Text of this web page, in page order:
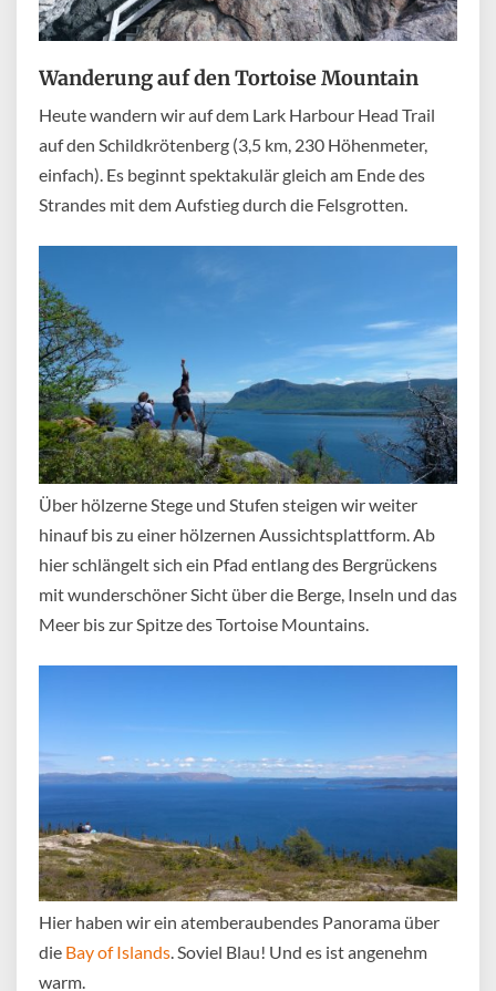
Wanderung auf den Tortoise Mountain
Heute wandern wir auf dem Lark Harbour Head Trail
auf den Schildkrötenberg (3,5 km, 230 Höhenmeter,
einfach). Es beginnt spektakulär gleich am Ende des
Strandes mit dem Aufstieg durch die Felsgrotten.
Über hölzerne Stege und Stufen steigen wir weiter
hinauf bis zu einer hölzernen Aussichtsplattform. Ab
hier schlängelt sich ein Pfad entlang des Bergrückens
mit wunderschöner Sicht über die Berge, Inseln und das
Meer bis zur Spitze des Tortoise Mountains.
Hier haben wir ein atemberaubendes Panorama über
die Bay of Islands . Soviel Blau! Und es ist angenehm
warm.